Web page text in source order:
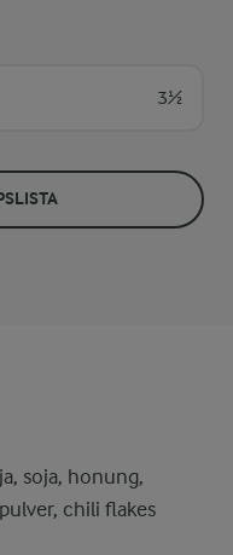
3½
soja, honung,
chili flakes